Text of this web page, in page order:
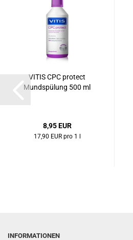
VITIS CPC protect
Mundspülung 500 ml
8,95 EUR
17,90 EUR pro 1 l
INFORMATIONEN